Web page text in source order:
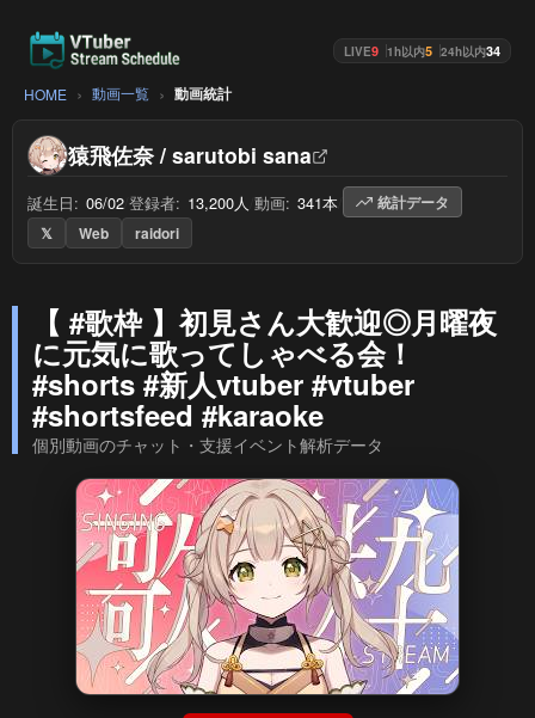
LIVE9 1h以内5 24h以内34
HOME 動画一覧 動画統計
猿飛佐奈 / sarutobi sana
誕生日: 06/02 登録者: 13,200人 動画: 341本
統計データ
𝕏
Web raidori
【 #歌枠 】初見さん大歓迎◎月曜夜
に元気に歌ってしゃべる会！
#shorts #新人vtuber #vtuber
#shortsfeed #karaoke
個別動画のチャット・支援イベント解析データ